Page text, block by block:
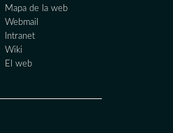
Mapa de la web
Webmail
Intranet
Wiki
El web